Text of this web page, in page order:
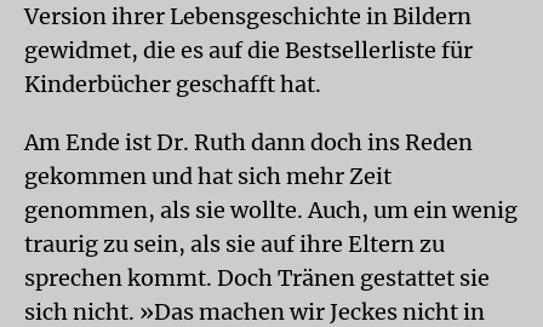
Version ihrer Lebensgeschichte in Bildern
gewidmet, die es auf die Bestsellerliste für
Kinderbücher geschafft hat.
Am Ende ist Dr. Ruth dann doch ins Reden
gekommen und hat sich mehr Zeit
genommen, als sie wollte. Auch, um ein wenig
traurig zu sein, als sie auf ihre Eltern zu
sprechen kommt. Doch Tränen gestattet sie
sich nicht. »Das machen wir Jeckes nicht in